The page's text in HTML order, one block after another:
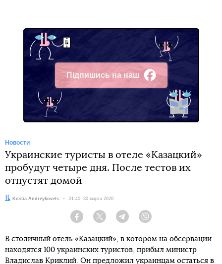
Підпишись на наш
Facebook
Новости
Украинские туристы в отеле «Казацкий»
пробудут четыре дня. После тестов их
отпустят домой
Автор:Kostia Andreykovets Дата:
21:45, 30 марта 2020
Facebook Twitter Telegram
В столичный отель «Казацкий», в котором на обсервации
находятся 100 украинских туристов, прибыл министр
Владислав Криклий. Он предложил украинцам остаться в